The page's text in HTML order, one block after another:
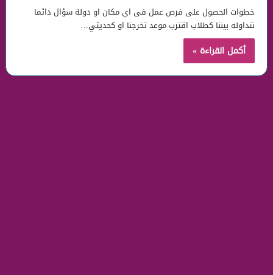
خطوات الحصول على فرص عمل فى اي مكان او دولة سؤال دائما
نتداوله بيننا كطلاب اقترب موعد تخرجنا او كحديثي…
أكمل القراءة »